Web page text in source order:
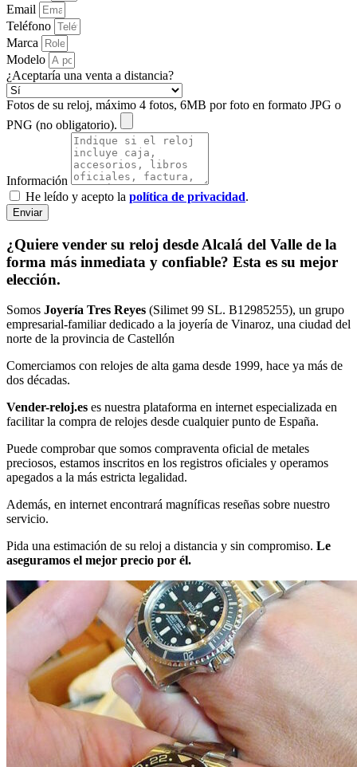
Email
Teléfono
Marca
Modelo
¿Aceptaría una venta a distancia?
Fotos de su reloj, máximo 4 fotos, 6MB por foto en formato JPG o
PNG (no obligatorio).
Información
He leído y acepto la política de privacidad.
Enviar
¿Quiere vender su reloj desde Alcalá del Valle de la
forma más inmediata y confiable? Esta es su mejor
elección.
Somos Joyería Tres Reyes (Silimet 99 SL. B12985255), un grupo
empresarial-familiar dedicado a la joyería de Vinaroz, una ciudad del
norte de la provincia de Castellón
Comerciamos con relojes de alta gama desde 1999, hace ya más de
dos décadas.
Vender-reloj.es es nuestra plataforma en internet especializada en
facilitar la compra de relojes desde cualquier punto de España.
Puede comprobar que somos compraventa oficial de metales
preciosos, estamos inscritos en los registros oficiales y operamos
apegados a la más estricta legalidad.
Además, en internet encontrará magníficas reseñas sobre nuestro
servicio.
Pida una estimación de su reloj a distancia y sin compromiso. Le
aseguramos el mejor precio por él.